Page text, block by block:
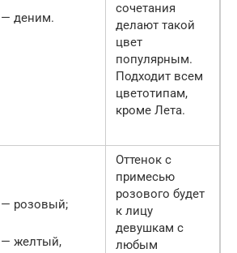
— деним.
сочетания
делают такой
цвет
популярным.
Подходит всем
цветотипам,
кроме Лета.
— розовый;
— желтый,
Оттенок с
примесью
розового будет
к лицу
девушкам с
любым